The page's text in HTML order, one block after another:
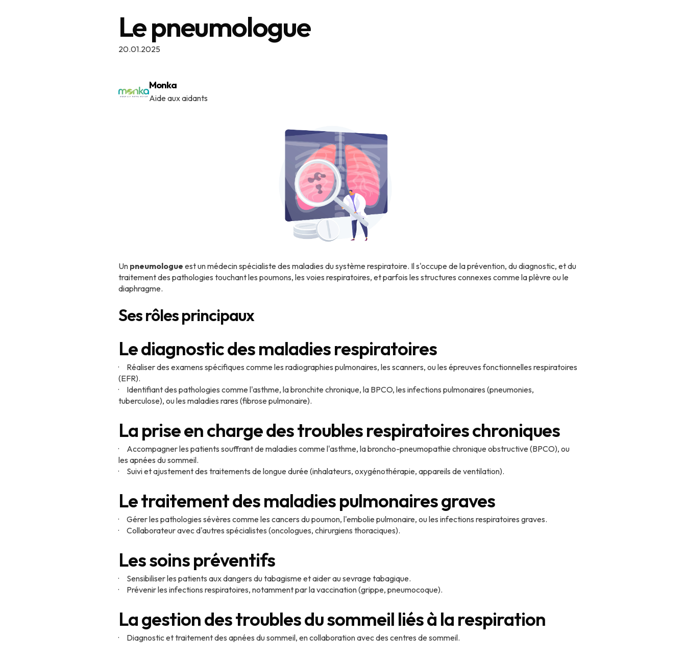
Le pneumologue
20.01.2025
Monka
Aide aux aidants
Un pneumologue est un médecin spécialiste des maladies du système respiratoire. Il s'occupe de la prévention, du diagnostic, et du
traitement des pathologies touchant les poumons, les voies respiratoires, et parfois les structures connexes comme la plèvre ou le
diaphragme.
Ses rôles principaux
Le diagnostic des maladies respiratoires
· Réaliser des examens spécifiques comme les radiographies pulmonaires, les scanners, ou les épreuves fonctionnelles respiratoires
(EFR).
· Identifiant des pathologies comme l'asthme, la bronchite chronique, la BPCO, les infections pulmonaires (pneumonies,
tuberculose), ou les maladies rares (fibrose pulmonaire).
La prise en charge des troubles respiratoires chroniques
· Accompagner les patients souffrant de maladies comme l'asthme, la broncho-pneumopathie chronique obstructive (BPCO), ou
les apnées du sommeil.
· Suivi et ajustement des traitements de longue durée (inhalateurs, oxygénothérapie, appareils de ventilation).
Le traitement des maladies pulmonaires graves
· Gérer les pathologies sévères comme les cancers du poumon, l'embolie pulmonaire, ou les infections respiratoires graves.
· Collaborateur avec d'autres spécialistes (oncologues, chirurgiens thoraciques).
Les soins préventifs
· Sensibiliser les patients aux dangers du tabagisme et aider au sevrage tabagique.
· Prévenir les infections respiratoires, notamment par la vaccination (grippe, pneumocoque).
La gestion des troubles du sommeil liés à la respiration
· Diagnostic et traitement des apnées du sommeil, en collaboration avec des centres de sommeil.